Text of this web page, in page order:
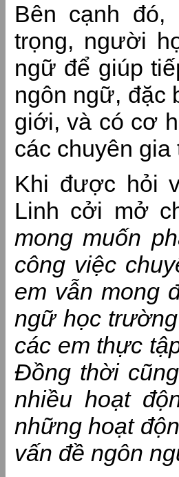
Bên cạnh đó,
trọng, người
ngữ để giúp
ngôn ngữ, đặc
giới, và có cơ
các chuyên gia
Khi được hỏi
Linh cởi mở
mong muốn
công việc
em vẫn mong
ngữ học
các em thực
Đồng thời
nhiều hoạt
những hoạt
vấn đề ngôn